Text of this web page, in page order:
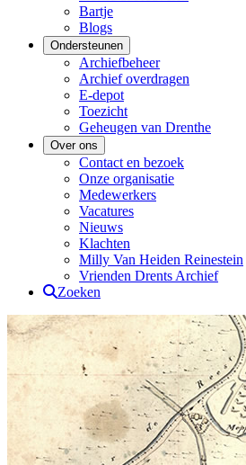
Bartje
Blogs
Ondersteunen
Archiefbeheer
Archief overdragen
E-depot
Toezicht
Geheugen van Drenthe
Over ons
Contact en bezoek
Onze organisatie
Medewerkers
Vacatures
Nieuws
Klachten
Milly Van Heiden Reinestein
Vrienden Drents Archief
Zoeken
Drents Archief